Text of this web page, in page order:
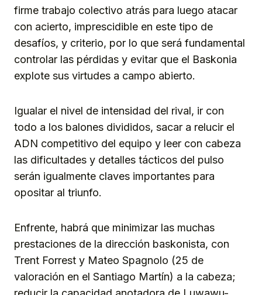
firme trabajo colectivo atrás para luego atacar
con acierto, imprescidible en este tipo de
desafíos, y criterio, por lo que será fundamental
controlar las pérdidas y evitar que el Baskonia
explote sus virtudes a campo abierto.
Igualar el nivel de intensidad del rival, ir con
todo a los balones divididos, sacar a relucir el
ADN competitivo del equipo y leer con cabeza
las dificultades y detalles tácticos del pulso
serán igualmente claves importantes para
opositar al triunfo.
Enfrente, habrá que minimizar las muchas
prestaciones de la dirección baskonista, con
Trent Forrest y Mateo Spagnolo (25 de
valoración en el Santiago Martín) a la cabeza;